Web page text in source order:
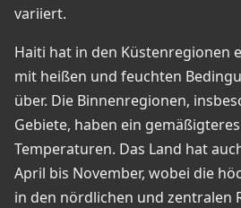
variiert.
Haiti hat in den Küstenregionen
mit heißen und feuchten
über. Die Binnenregionen,
Gebiete, haben ein
Temperaturen. Das Land hat
April bis November, wobei die
in den nördlichen und zentralen